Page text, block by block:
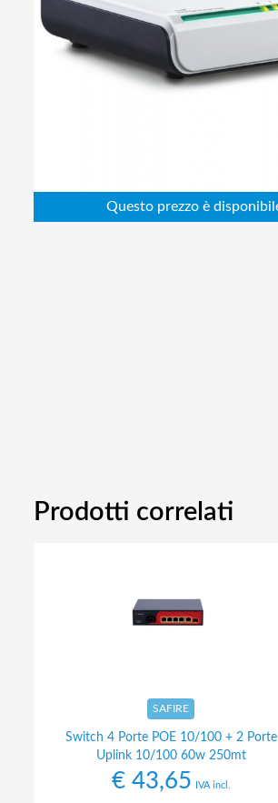
Abbigliamento da lavoro
Alimentatori
Elettronica
Edilizia
Prodotti correlati
SAFIRE
Switch 4 Porte POE 10/100 + 2 Porte
Uplink 10/100 60w 250mt
€43,65 IVA incl.